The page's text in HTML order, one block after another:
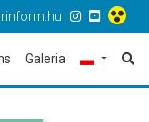
Galeria